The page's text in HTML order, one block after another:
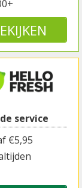
service
€5,95